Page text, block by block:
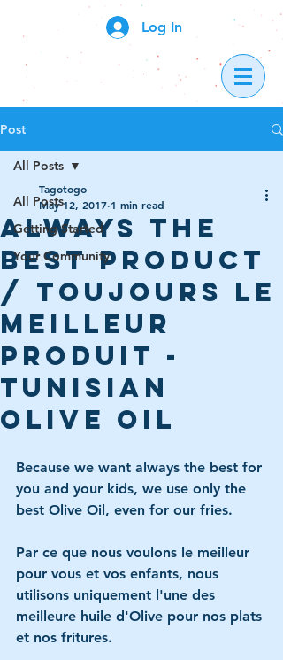
Log In
Post
All Posts
Getting Started
Your Community
All Posts
Always the
best product
/ Toujours le
meilleur
produit -
Tunisian
Olive Oil
Tagotogo
May 12, 2017 1 min read
Because we want always the best for
you and your kids, we use only the
best Olive Oil, even for our fries.
Par ce que nous voulons le meilleur
pour vous et vos enfants, nous
utilisons uniquement l'une des
meilleure huile d'Olive pour nos plats
et nos fritures.